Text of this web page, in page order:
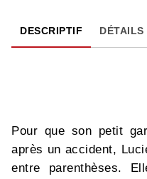
DESCRIPTIF DÉTAILS
Pour que son petit
après un accident,
entre parenthèses.